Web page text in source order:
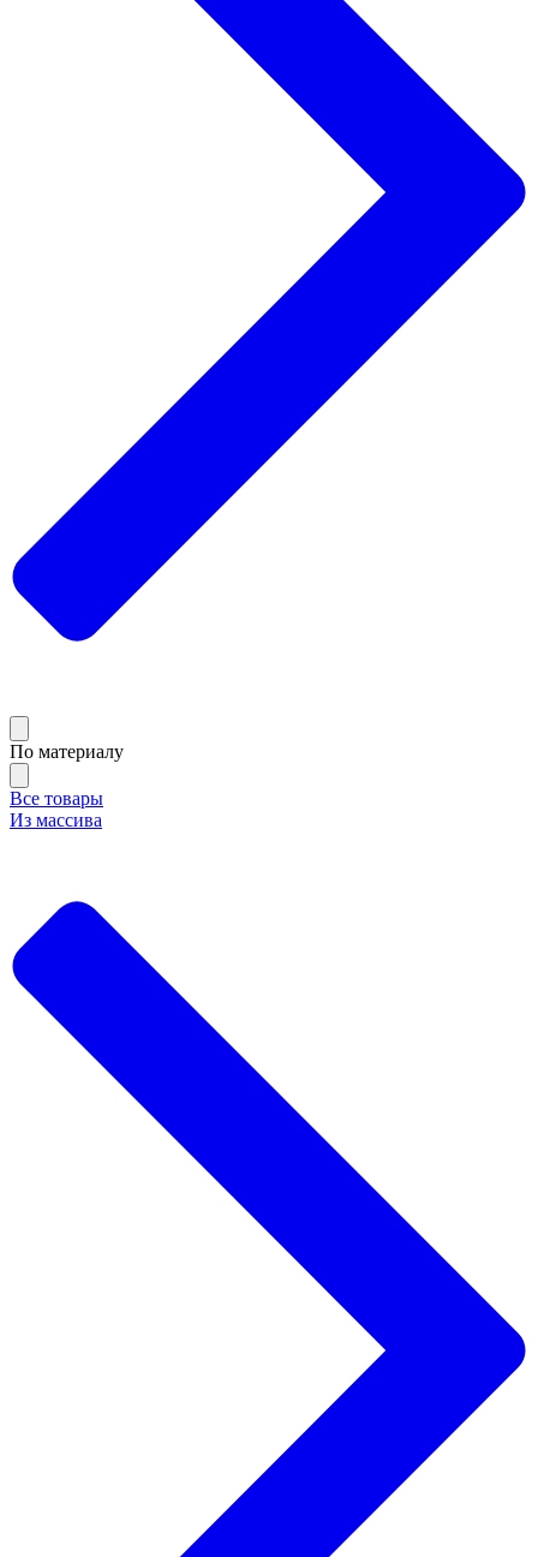
По материалу
Все товары
Из массива